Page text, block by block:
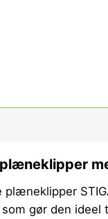
plæneklipper
plæneklipper
gør den